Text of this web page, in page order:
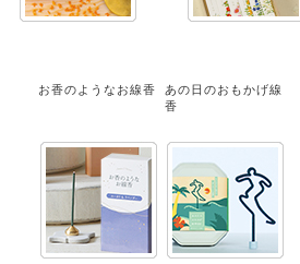
お香のようなお線香
あの日のおもかげ線
香